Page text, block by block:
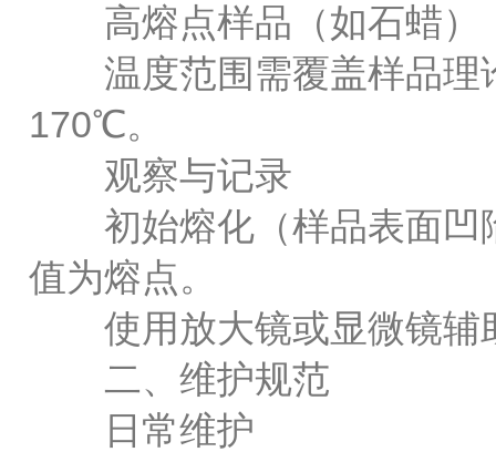
高熔点样品（如石蜡）
温度范围需覆盖样品理
170℃。
观察与记录
初始熔化（样品表面凹
值为熔点。
使用放大镜或显微镜辅
二、维护规范
日常维护